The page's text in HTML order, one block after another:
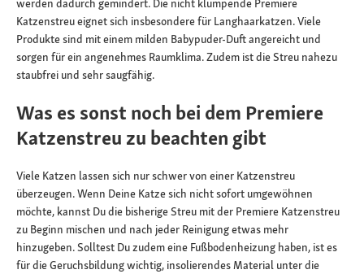
werden dadurch gemindert. Die nicht klumpende Premiere
Katzenstreu eignet sich insbesondere für Langhaarkatzen. Viele
Produkte sind mit einem milden Babypuder-Duft angereicht und
sorgen für ein angenehmes Raumklima. Zudem ist die Streu nahezu
staubfrei und sehr saugfähig.
Was es sonst noch bei dem Premiere
Katzenstreu zu beachten gibt
Viele Katzen lassen sich nur schwer von einer Katzenstreu
überzeugen. Wenn Deine Katze sich nicht sofort umgewöhnen
möchte, kannst Du die bisherige Streu mit der Premiere Katzenstreu
zu Beginn mischen und nach jeder Reinigung etwas mehr
hinzugeben. Solltest Du zudem eine Fußbodenheizung haben, ist es
für die Geruchsbildung wichtig, insolierendes Material unter die